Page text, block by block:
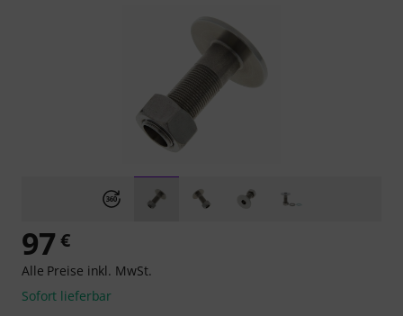
97 €
Alle Preise inkl. MwSt.
Sofort lieferbar